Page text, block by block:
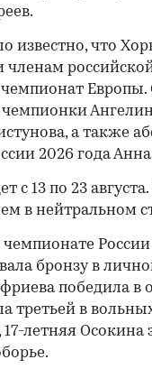
известно, что
членам
Европы.
а также
2026 года
с 13 по 23
в нейтральном
бронзу в
победила в
третьей в
летняя Осокина